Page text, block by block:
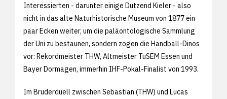
Interessierten - darunter einige Dutzend Kieler - also
nicht in das alte Naturhistorische Museum von 1877 ein
paar Ecken weiter, um die paläontologische Sammlung
der Uni zu bestaunen, sondern zogen die Handball-Dinos
vor: Rekordmeister THW, Altmeister TuSEM Essen und
Bayer Dormagen, immerhin IHF-Pokal-Finalist von 1993.
Im Bruderduell zwischen Sebastian (THW) und Lucas